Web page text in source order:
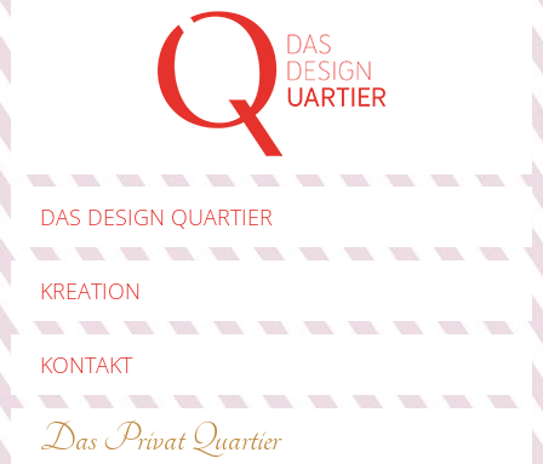
DAS DESIGN QUARTIER
KREATION
KONTAKT
Das Privat Quartier